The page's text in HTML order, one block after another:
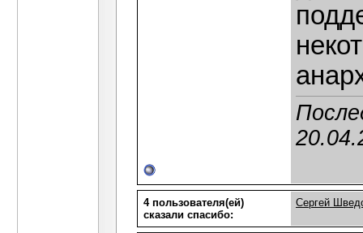
4 пользователя(ей)
сказали cпасибо:
Сергей